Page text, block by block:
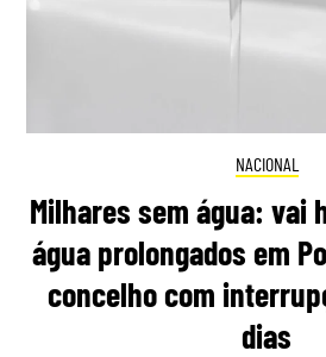
NACIONAL
Milhares sem água: vai
água prolongados em
concelho com
dias